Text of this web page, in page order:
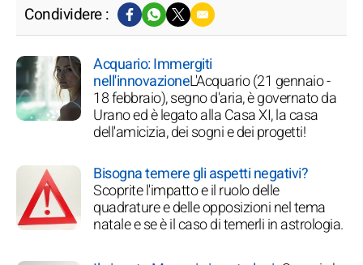
Condividere :
Acquario: Immergiti
nell'innovazioneL'Acquario (21 gennaio -
18 febbraio), segno d'aria, è governato da
Urano ed è legato alla Casa XI, la casa
dell'amicizia, dei sogni e dei progetti!
Bisogna temere gli aspetti negativi?
Scoprite l'impatto e il ruolo delle
quadrature e delle opposizioni nel tema
natale e se è il caso di temerli in astrologia.